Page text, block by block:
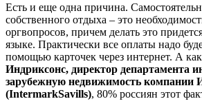
Есть и еще одна причина.
собственного отдыха – это
оргвопросов, причем делать это
языке. Практически все оплаты надо
помощью карточек через интернет. А как
Индриксонс, директор департамента
зарубежную недвижимость компании
(IntermarkSavills), 80% россиян этот